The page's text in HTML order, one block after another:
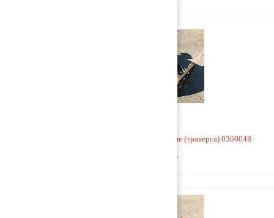
Кронштейн V-образной тяги к раме (траверса) 0360048
5 000 руб